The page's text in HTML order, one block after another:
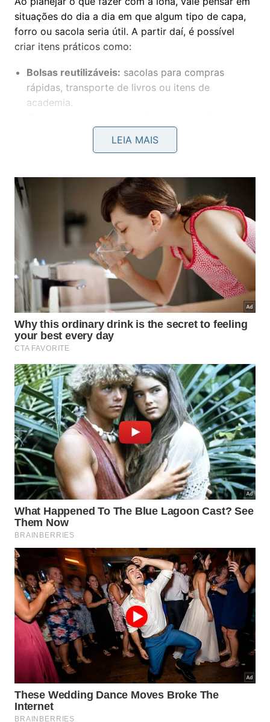
situações do dia a dia em que algum tipo de capa,
forro ou sacola seria útil. A partir daí, é possível
criar itens práticos como:
Bolsas reutilizáveis: sacolas para compras
rápidas, transporte de livros ou itens de
academia.
calçados ou equipamentos eletrônicos em dias
proteger gavetas de banheiro ou cozinha contra
respingos.
função. Descubra por que essa prática está conquistando
mais pessoas. -Imagem gerada por inteligência artificial
Para que servem as varetas e o cabo
do guarda-chuva?
As varetas metálicas podem ser transformadas em
pequenos suportes, ganchos ou hastes para
diferentesambientes. Em áreas externas, funcionam
como estacas para hortas caseiras, sinalizadores de
canteiros ou apoio para plantas trepadeiras,
substituindo a compra de acessórios próprios.
LEIA MAIS